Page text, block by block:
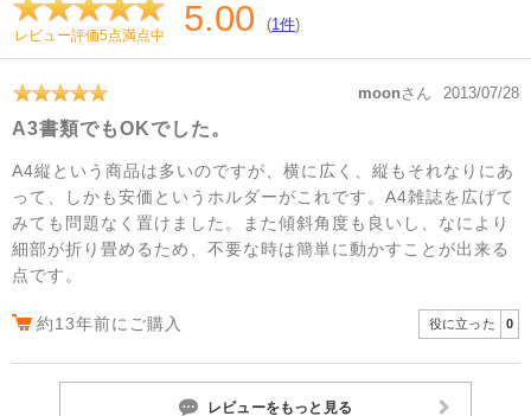
レビュー評価5点満点中 5.00 (1件)
moonさん 2013/07/28
A3書類でもOKでした。
A4縦という商品は多いのですが、横に広く、縦もそれなりにあ
って、しかも安価というホルダーがこれです。A4雑誌を広げて
みても問題なく置けました。また傾斜角度も良いし、なにより
細部が折り畳めるため、不要な時は簡単に動かすことが出来る
点です。
約13年前にご購入 役に立った 0
レビューをもっと見る